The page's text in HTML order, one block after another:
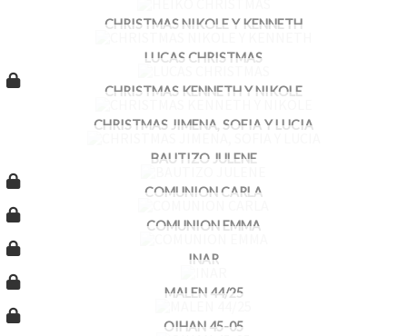
CHRISTMAS NIKOLE Y KENNETH
LUCAS CHRISTMAS
CHRISTMAS KENNETH Y NIKOLE
CHRISTMAS JIMENA, SOFIA Y LUCIA
BAUTIZO JULENE
COMUNION CARLA
COMUNION EMMA
INAR
MALEN 44/25
OIHAN 45-05